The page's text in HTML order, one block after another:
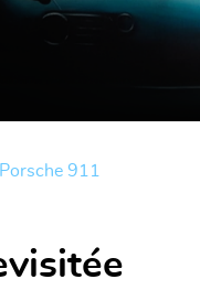
Porsche 911